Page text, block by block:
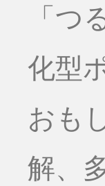
「
化型
おも
解、